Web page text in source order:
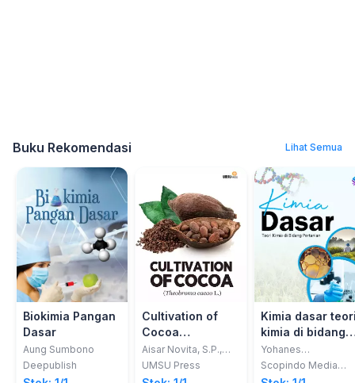
Buku Rekomendasi Lihat Semua
Biokimia Pangan
Dasar
Aung Sumbono
Deepublish
Cultivation of
Cocoa
(Theobroma
cacao L.)
Aisar Novita, S.P.,
M.P; Arie Hapsani
UMSU Press
Kimia dasar
kimia di bidang
pertanian
Yohanes
Parlindungan
Situmeang, dkk
Scopindo Media
Pustaka